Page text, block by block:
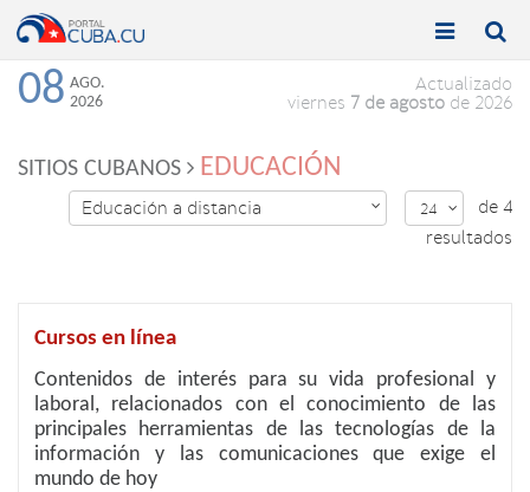
Toggle

Toggle

08 AGO.
2026
Actualizado
viernes 7 de agosto de 2026
SITIOS CUBANOS EDUCACIÓN
Educación a distancia  24 
de 4
resultados
Cursos en línea
Contenidos de interés para su vida profesional y
laboral, relacionados con el conocimiento de las
principales herramientas de las tecnologías de la
información y las comunicaciones que exige el
mundo de hoy